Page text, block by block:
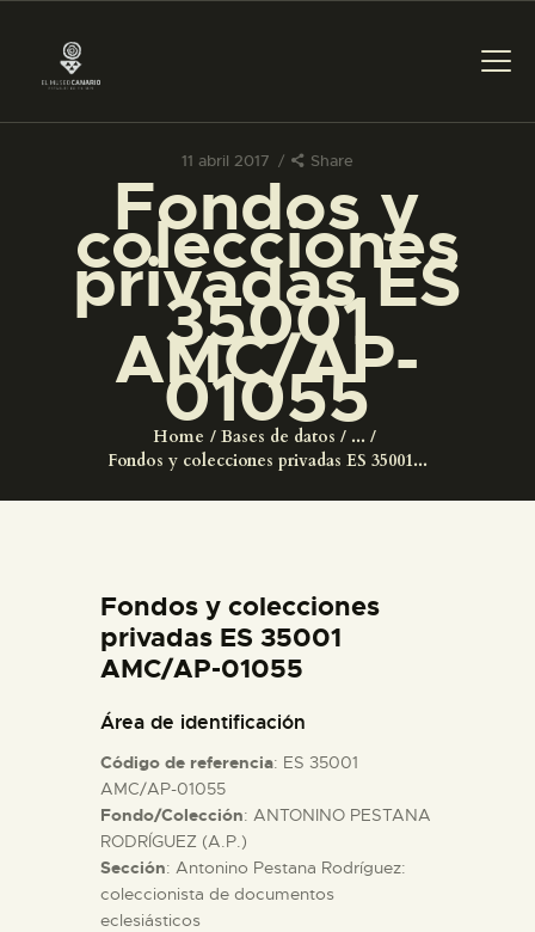
11 abril 2017 Share
Fondos y
colecciones
privadas ES
35001
AMC/AP-
01055
Home Bases de datos
...
Fondos y colecciones privadas ES 35001...
PREPARAR LA VISITA
ACTIVIDADES
█
EL MUSEO
ESPAÑOL
ACTIVIDADES
█
EL MUSEO
Fondos y colecciones
privadas ES 35001
AMC/AP-01055
Área de identificación
Código de referencia: ES 35001
AMC/AP-01055
Fondo/Colección: ANTONINO PESTANA
RODRÍGUEZ (A.P.)
Sección: Antonino Pestana Rodríguez:
coleccionista de documentos
eclesiásticos